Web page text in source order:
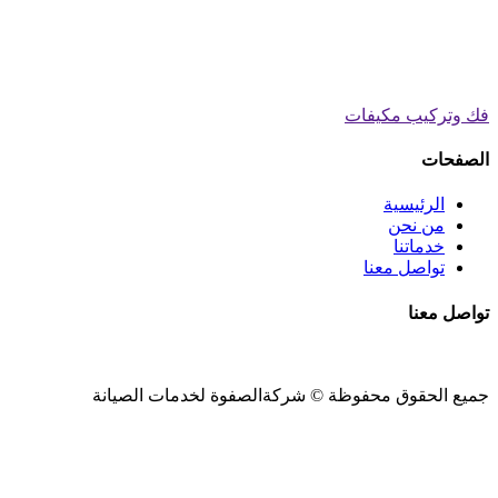
فك وتركيب مكيفات
الصفحات
الرئيسية
من نحن
خدماتنا
تواصل معنا
تواصل معنا
جميع الحقوق محفوظة © شركةالصفوة لخدمات الصيانة